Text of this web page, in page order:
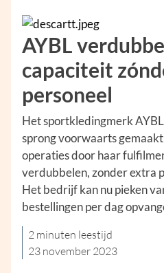
AYBL
capaciteit
personeel
Het sportkledingmerk
sprong voorwaarts
operaties door haar
verdubbelen, zonder extra
Het bedrijf kan nu pieken
bestellingen per dag
2 minuten leestijd
23 november 2023